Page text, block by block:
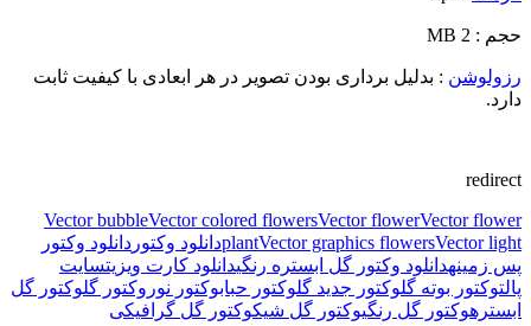
حجم : 2 MB
رزولوشن : بدلیل برداری بودن تصویر در هر ابعادی با کیفیت ثابت
دارد.
redirect
Vector bubbleVector colored flowersVector flowerVector flower
plantVector graphics flowersVector light دانلود وکتور دانلود وکتور
پس زمینهدانلود وکتور گل ابستره رنگیدانلود کارت ویزیتسایت
پالتوکتور بوته گلوکتور جدید گلوکتور حبابوکتور نور وکتور گلوکتور گل
ابسترهوکتور گل رنگیوکتور گل شیکوکتور گل گرافیکی